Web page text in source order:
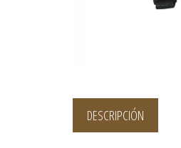
DESCRIPCIÓN